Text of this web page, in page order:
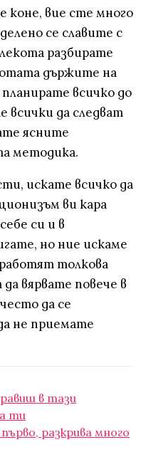
коне, вие сте много
се славите с
разбирате
държите на
всичко до
всички да следват
ясните
методика.
искате всичко да
ви кара
си и в
но ние искаме
толкова
вярвате повече в
да се
не приемате
в тази
ти
разкрива много